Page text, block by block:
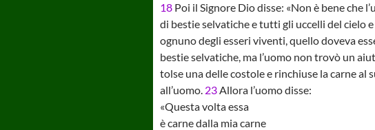
18 Poi il Signore Dio disse: «Non è bene che
di bestie selvatiche e tutti gli uccelli del cielo
ognuno degli esseri viventi, quello doveva
bestie selvatiche, ma l’uomo non trovò un
tolse una delle costole e rinchiuse la carne al
all’uomo. 23Allora l’uomo disse:
«Questa volta essa
è carne dalla mia carne